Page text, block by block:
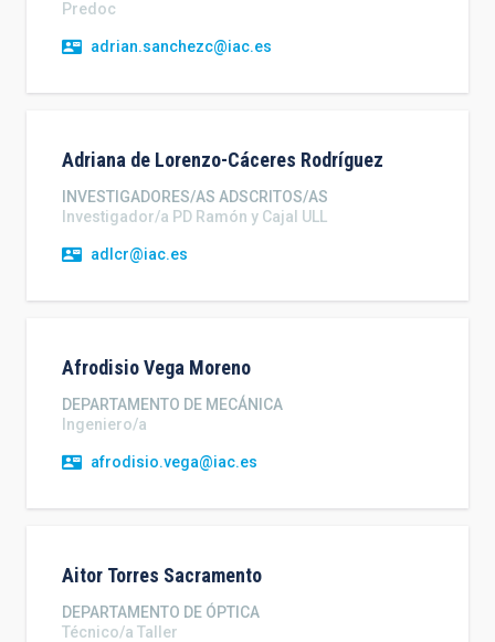
Predoc
adrian.sanchezc@iac.es
Adriana de Lorenzo-Cáceres Rodríguez
INVESTIGADORES/AS ADSCRITOS/AS
Investigador/a PD Ramón y Cajal ULL
adlcr@iac.es
AfrodisioVega Moreno
DEPARTAMENTO DE MECÁNICA
Ingeniero/a
afrodisio.vega@iac.es
Aitor Torres Sacramento
DEPARTAMENTO DE ÓPTICA
Técnico/a Taller